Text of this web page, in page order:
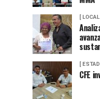
[ LOCAL
[
CFE